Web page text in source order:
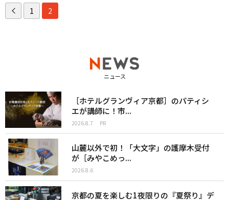
1 2
ニュース
［ホテルグランヴィア京都］のパティシ
エが講師に！市...
2026.8.7 PR
山麓以外で初！「大文字」の護摩木受付
が［みやこめっ...
2026.8.6
京都の夏を楽しむ1夜限りの『夏祭り』デ